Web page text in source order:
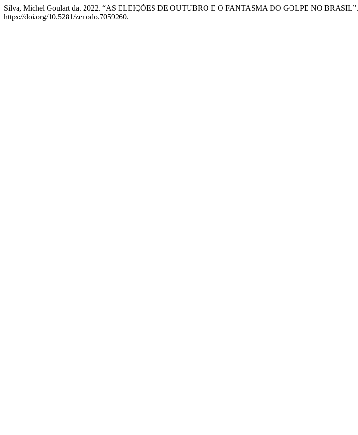
Silva, Michel Goulart da. 2022. “AS ELEIÇÕES DE OUTUBRO E O FANTASMA DO GOLPE NO BRASIL”.
https://doi.org/10.5281/zenodo.7059260.